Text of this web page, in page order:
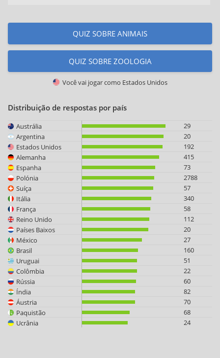
QUIZ SOBRE ANIMAIS
QUIZ SOBRE ZOOLOGIA
Você vai jogar como Estados Unidos
Distribuição de respostas por país
Austrália
29
Argentina
20
Estados Unidos
192
Alemanha
415
Espanha
73
Polónia
2788
Suíça
57
Itália
340
França
58
Reino Unido
112
Países Baixos
20
México
27
Brasil
160
Uruguai
51
Colômbia
22
Rússia
60
Índia
82
Áustria
70
Paquistão
68
Ucrânia
24